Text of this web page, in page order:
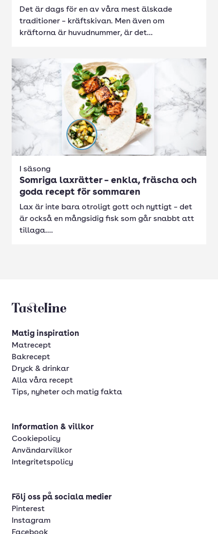
Det är dags för en av våra mest älskade
traditioner – kräftskivan. Men även om
kräftorna är huvudnummer, är det...
I säsong
Somriga laxrätter – enkla, fräscha och
goda recept för sommaren
Lax är inte bara otroligt gott och nyttigt – det
är också en mångsidig fisk som går snabbt att
tillaga....
Tasteline startsida
Matig inspiration
Matrecept
Bakrecept
Dryck & drinkar
Alla våra recept
Tips, nyheter och matig fakta
Information & villkor
Cookiepolicy
Användarvillkor
Integritetspolicy
Följ oss på sociala medier
Pinterest
Instagram